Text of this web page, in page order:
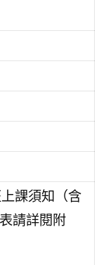
課須知（含
請詳閱附